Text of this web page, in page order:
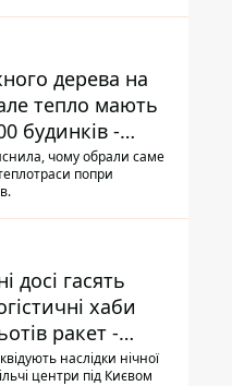
дерева на
тепло мають
будинків -
чому обрали саме
попри
досі гасять
хаби
ракет -
наслідки нічної
центри під Києвом